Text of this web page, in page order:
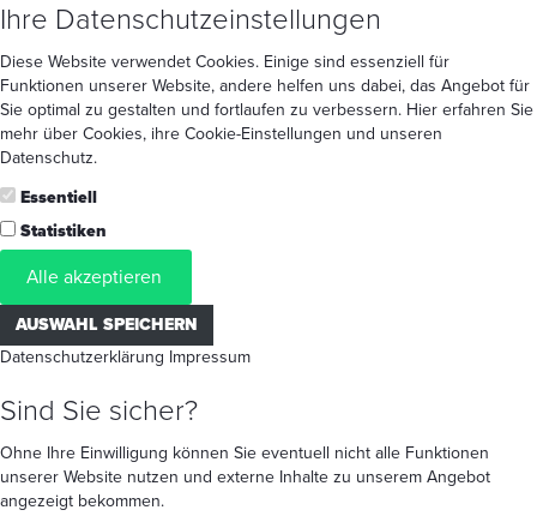
Ihre Datenschutzeinstellungen
Diese Website verwendet Cookies. Einige sind essenziell für
Funktionen unserer Website, andere helfen uns dabei, das Angebot für
Sie optimal zu gestalten und fortlaufen zu verbessern. Hier erfahren Sie
mehr über Cookies, ihre Cookie-Einstellungen und unseren
Datenschutz.
Essentiell
Statistiken
Alle akzeptieren
AUSWAHL SPEICHERN
Datenschutzerklärung Impressum
Sind Sie sicher?
Ohne Ihre Einwilligung können Sie eventuell nicht alle Funktionen
unserer Website nutzen und externe Inhalte zu unserem Angebot
angezeigt bekommen.